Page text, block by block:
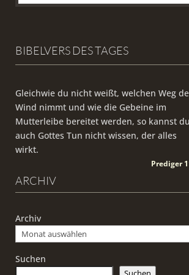
BIBELVERS DES TAGES
Gleichwie du nicht weißt, welchen Weg
Wind nimmt und wie die Gebeine im
Mutterleibe bereitet werden, so kannst du
auch Gottes Tun nicht wissen, der alles
wirkt.
Prediger
ARCHIV
Archiv
Suchen